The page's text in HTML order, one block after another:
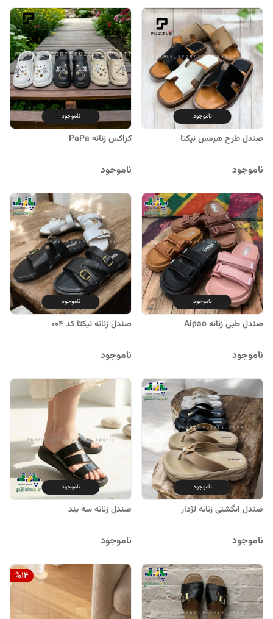
ناموجود
صندل طرح هرمس نیکتا
ناموجود
ناموجود
کراکس زنانه PaPa
ناموجود
ناموجود
صندل طبی زنانه Aipao
ناموجود
ناموجود
صندل زنانه نیکتا کد ۰۰۴
ناموجود
ناموجود
صندل انگشتی زنانه لژدار
ناموجود
ناموجود
صندل زنانه سه بند
ناموجود
%14